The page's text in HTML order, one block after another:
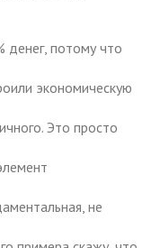
денег, потому что
экономическую
Это просто
не